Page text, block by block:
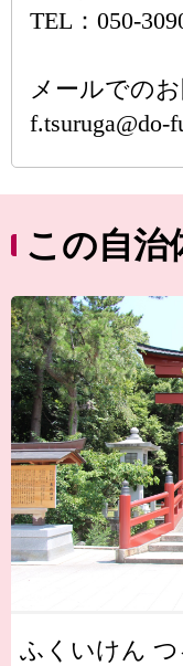
TEL：050-
メールでの
f.tsuruga@do-
この自治
ふくいけん つ